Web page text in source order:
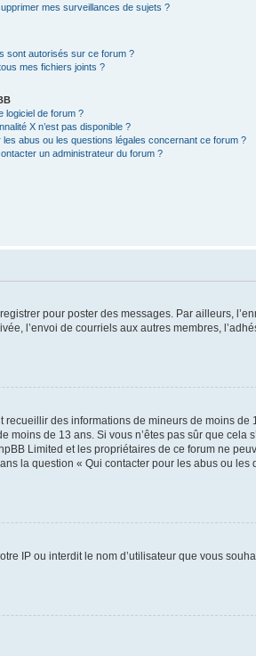
mes surveillances de sujets ?
sont autorisés sur ce forum ?
mes fichiers joints ?
logiciel de forum ?
X n’est pas disponible ?
abus ou les questions légales concernant ce forum ?
un administrateur du forum ?
pour poster des messages. Par ailleurs,
l’envoi de courriels aux autres membres,
des informations de mineurs de moins de
de 13 ans. Si vous n’êtes pas sûr que cela
Limited et les propriétaires de ce forum ne
la question « Qui contacter pour les abus ou les
IP ou interdit le nom d’utilisateur que vous